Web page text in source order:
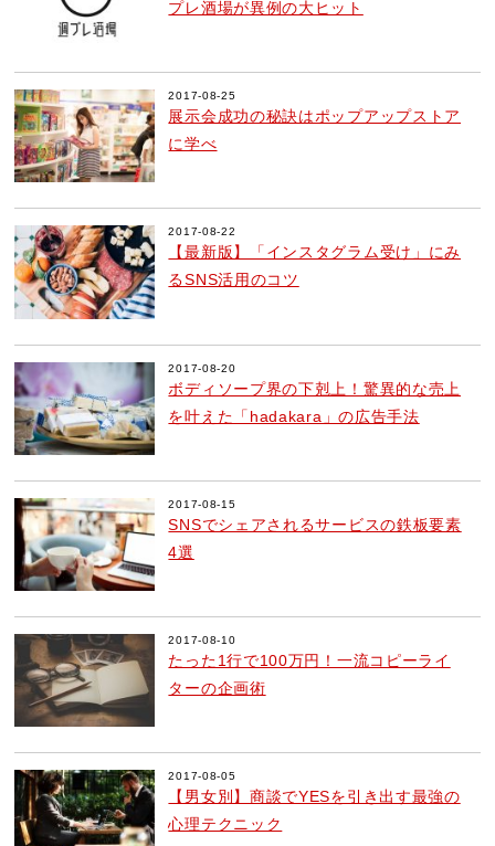
プレ酒場が異例の大ヒット
2017-08-25
展示会成功の秘訣はポップアップストア
に学べ
2017-08-22
【最新版】「インスタグラム受け」にみ
るSNS活用のコツ
2017-08-20
ボディソープ界の下剋上！驚異的な売上
を叶えた「hadakara」の広告手法
2017-08-15
SNSでシェアされるサービスの鉄板要素
4選
2017-08-10
たった1行で100万円！一流コピーライ
ターの企画術
2017-08-05
【男女別】商談でYESを引き出す最強の
心理テクニック